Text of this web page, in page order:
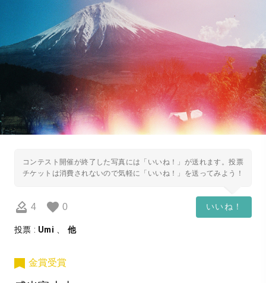
コンテスト開催が終了した写真には「いいね！」が送れます。投票
チケットは消費されないので気軽に「いいね！」を送ってみよう！
4 0 いいね！
投票 : Umi 他
金賞受賞